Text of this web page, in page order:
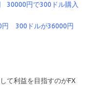
で300ドル購入
が36000円
て利益を目指すのがFX